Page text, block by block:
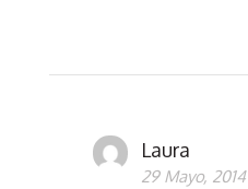
Laura
29 Mayo, 2014